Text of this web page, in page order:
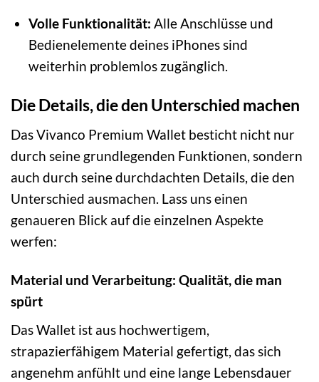
Volle Funktionalität: Alle Anschlüsse und
Bedienelemente deines iPhones sind
weiterhin problemlos zugänglich.
Die Details, die den Unterschied machen
Das Vivanco Premium Wallet besticht nicht nur
durch seine grundlegenden Funktionen, sondern
auch durch seine durchdachten Details, die den
Unterschied ausmachen. Lass uns einen
genaueren Blick auf die einzelnen Aspekte
werfen:
Material und Verarbeitung: Qualität, die man
spürt
Das Wallet ist aus hochwertigem,
strapazierfähigem Material gefertigt, das sich
angenehm anfühlt und eine lange Lebensdauer